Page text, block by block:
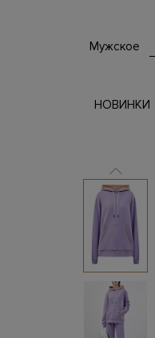
Мужское
НОВИНКИ